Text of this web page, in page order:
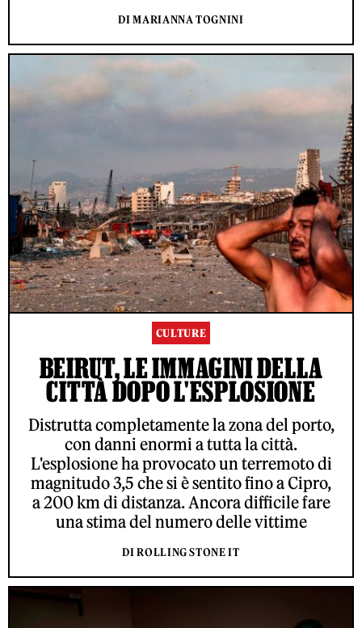
DI MARIANNA TOGNINI
CULTURE
BEIRUT, LE IMMAGINI DELLA
CITTÀ DOPO L'ESPLOSIONE
Distrutta completamente la zona del porto,
con danni enormi a tutta la città.
L'esplosione ha provocato un terremoto di
magnitudo 3,5 che si è sentito fino a Cipro,
a 200 km di distanza. Ancora difficile fare
una stima del numero delle vittime
DI ROLLING STONE IT